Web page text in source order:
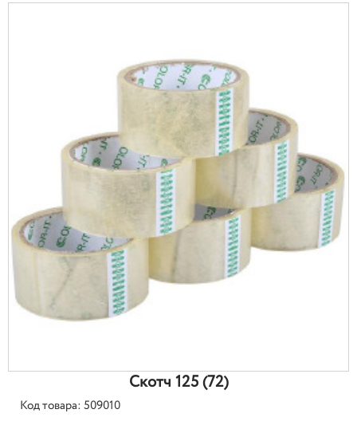
Скотч 125 (72)
Код товара: 509010